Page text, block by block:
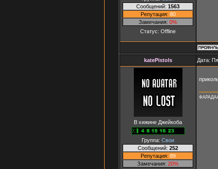
Сообщений: 1563
Репутация: 80
Замечания: 0%
Статус: Offline
katePistols Дата:
В хижине Джейкоба
Группа: Свои
Сообщений: 252
Репутация: 89
Замечания: 20%